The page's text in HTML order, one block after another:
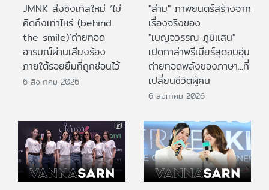
JMNK ส่งซิงเกิลใหม่ ‘ไม่
คิดถึงเท่าไหร่ (behind
the smile)’ถ่ายทอด
อารมณ์ผ่านเสียงร้อง
ภายใต้รอยยิ้มที่ถูกซ่อนไว้
6 สิงหาคม 2026
"ล่าม" ภาพยนตร์สร้างจาก
เรื่องจริงของ
"เบญจวรรณ ภูมิแสน"
เปิดกาล่าพรีเมียร์สุดอบอุ่น
ถ่ายทอดพลังของภาษา...ที่
เปลี่ยนชีวิตผู้คน
6 สิงหาคม 2026